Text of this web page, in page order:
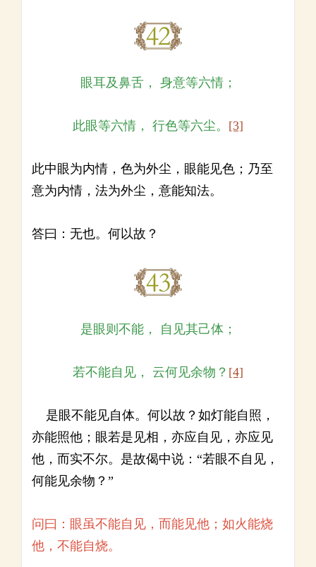
眼耳及鼻舌， 身意等六情；
此眼等六情， 行色等六尘。 [3]
此中眼为内情，色为外尘，眼能见色；乃至
意为内情，法为外尘，意能知法。
答曰：无也。何以故？
是眼则不能， 自见其己体；
若不能自见， 云何见余物？ [4]
是眼不能见自体。何以故？如灯能自照，
亦能照他；眼若是见相，亦应自见，亦应见
他，而实不尔。是故偈中说：“若眼不自见，
何能见余物？”
问曰：眼虽不能自见，而能见他；如火能烧
他，不能自烧。